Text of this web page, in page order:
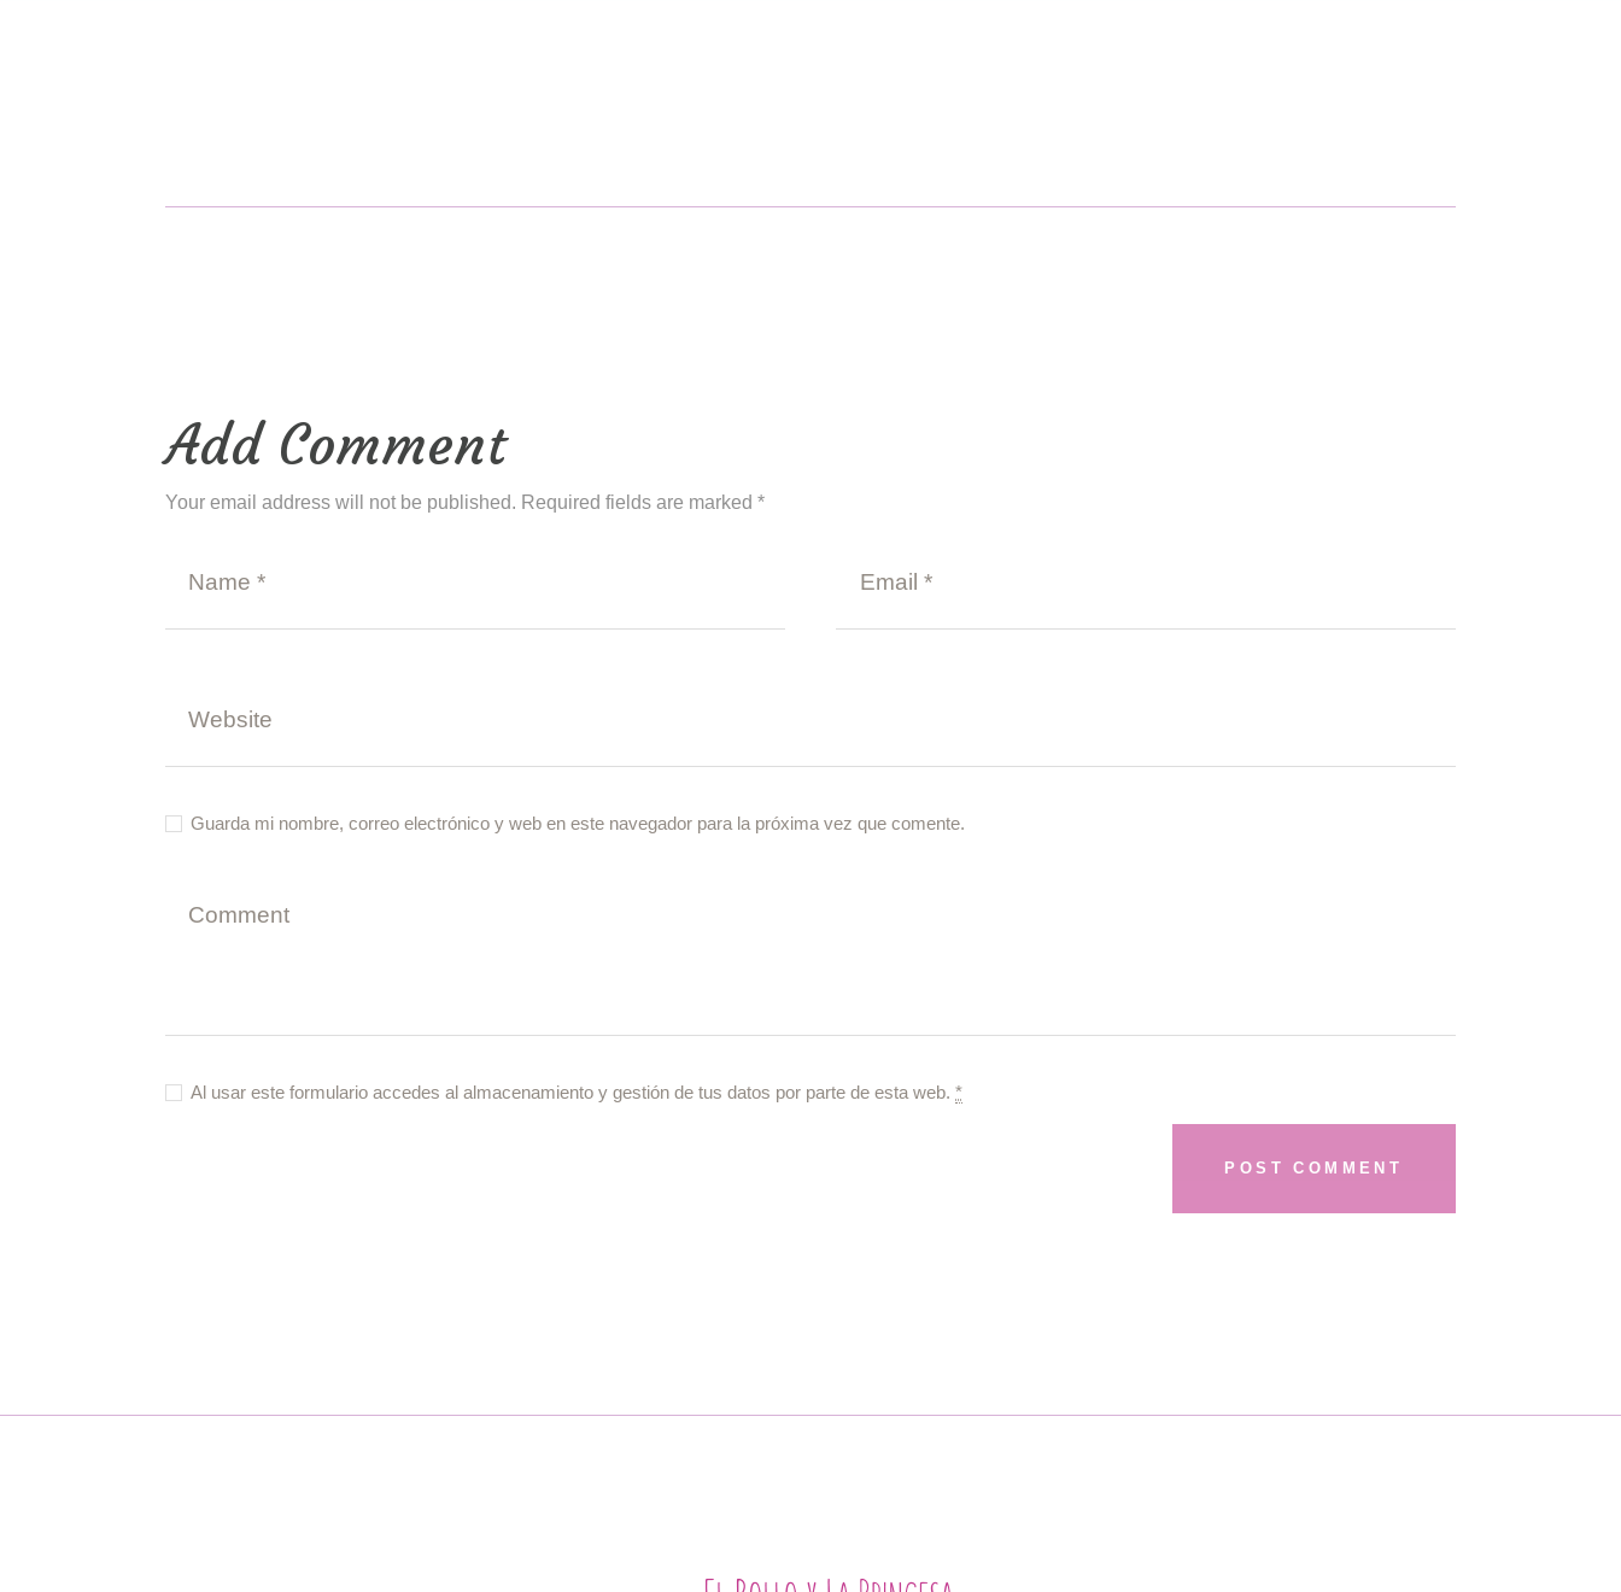
Add Comment
Your email address will not be published. Required fields are marked *
Guarda mi nombre, correo electrónico y web en este navegador para la próxima vez que comente.
Al usar este formulario accedes al almacenamiento y gestión de tus datos por parte de esta web. *